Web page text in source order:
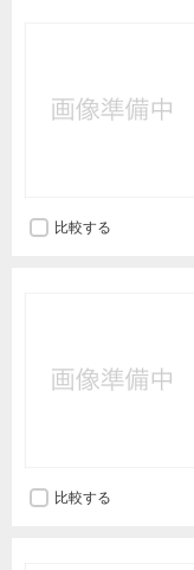
比較する
比較する